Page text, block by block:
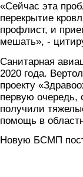
«Сейчас эта
перекрытие
профлист, и
мешать», -
Санитарная
2020 года.
проекту
первую очередь,
получили
помощь в
Новую БСМП